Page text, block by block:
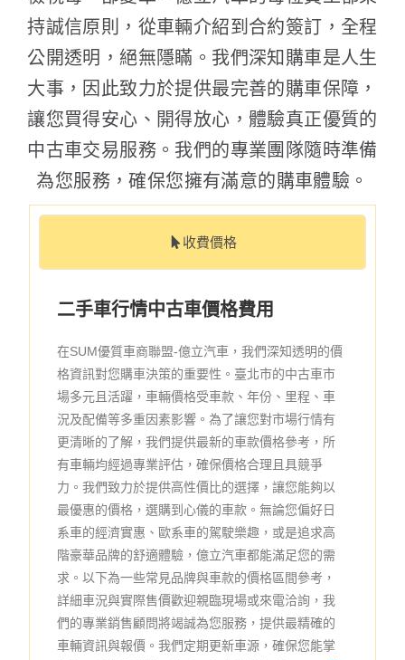
持誠信原則，從車輛介紹到合約簽訂，全程
公開透明，絕無隱瞞。我們深知購車是人生
大事，因此致力於提供最完善的購車保障，
讓您買得安心、開得放心，體驗真正優質的
中古車交易服務。我們的專業團隊隨時準備
為您服務，確保您擁有滿意的購車體驗。
收費價格
二手車行情中古車價格費用
在SUM優質車商聯盟-億立汽車，我們深知透明的價
格資訊對您購車決策的重要性。臺北市的中古車市
場多元且活躍，車輛價格受車款、年份、里程、車
況及配備等多重因素影響。為了讓您對市場行情有
更清晰的了解，我們提供最新的車款價格參考，所
有車輛均經過專業評估，確保價格合理且具競爭
力。我們致力於提供高性價比的選擇，讓您能夠以
最優惠的價格，選購到心儀的車款。無論您偏好日
系車的經濟實惠、歐系車的駕駛樂趣，或是追求高
階豪華品牌的舒適體驗，億立汽車都能滿足您的需
求。以下為一些常見品牌與車款的價格區間參考，
詳細車況與實際售價歡迎親臨現場或來電洽詢，我
們的專業銷售顧問將竭誠為您服務，提供最精確的
車輛資訊與報價。我們定期更新車源，確保您能掌